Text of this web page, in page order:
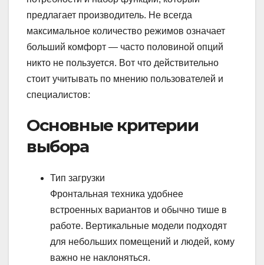
предлагает производитель. Не всегда
максимальное количество режимов означает
больший комфорт — часто половиной опций
никто не пользуется. Вот что действительно
стоит учитывать по мнению пользователей и
специалистов:
Основные критерии
выбора
Тип загрузки
Фронтальная техника удобнее
встроенных вариантов и обычно тише в
работе. Вертикальные модели подходят
для небольших помещений и людей, кому
важно не наклоняться.